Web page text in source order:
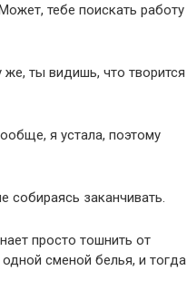
тебе поискать работу
ты видишь, что творится
я устала, поэтому
собираясь заканчивать.
просто тошнить от
сменой белья, и тогда